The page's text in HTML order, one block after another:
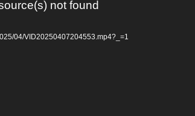
not found
04/VID20250407204553.mp4?_=1